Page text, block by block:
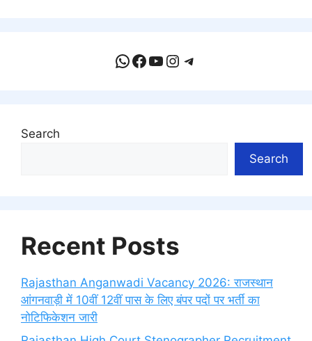
WhatsApp
Facebook
YouTube
Instagram
Telegram
Search
Search
Recent Posts
Rajasthan Anganwadi Vacancy 2026: राजस्थान
आंगनवाड़ी में 10वीं 12वीं पास के लिए बंपर पदों पर भर्ती का
नोटिफिकेशन जारी